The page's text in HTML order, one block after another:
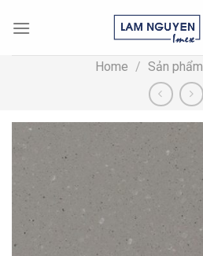
Home / Sản phẩm